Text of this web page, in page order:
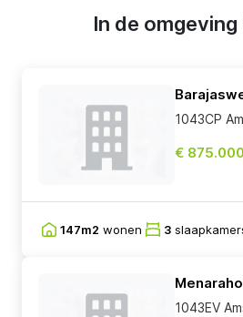
In de
1043CP
€ 875.000
147m2 wonen 3
1043EV